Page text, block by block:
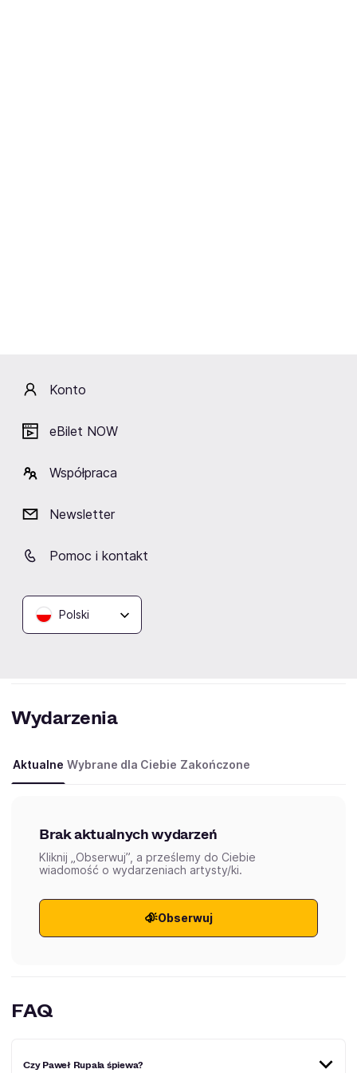
Konto
eBilet NOW
Współpraca
Newsletter
Pomoc i kontakt
Polski
nie tylko gra aktorska, ale także znana muzyka,
innych.
Rewii Drag Queen „Diamonds of the Night”. Tym razem
Lady, Ka Katharsis oraz Victorem Febo. Widzowie mogli
były śpiewane na światowych estradach.
Kategorie:
polscy stand-uperzy
Wydarzenia
Aktualne Wybrane dla Ciebie Zakończone
Brak aktualnych wydarzeń
Kliknij „Obserwuj”, a prześlemy do Ciebie
wiadomość o wydarzeniach artysty/ki.
Obserwuj
FAQ
Czy Paweł Rupala śpiewa?